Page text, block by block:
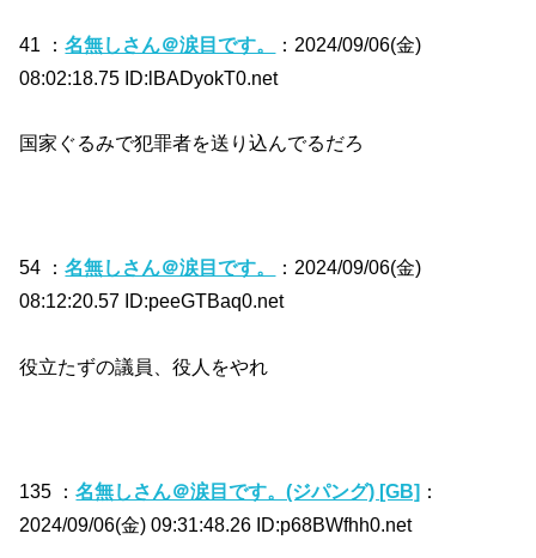
41 ：名無しさん＠涙目です。
：2024/09/06(金)
08:02:18.75 ID:lBADyokT0.net
国家ぐるみで犯罪者を送り込んでるだろ
54 ：名無しさん＠涙目です。
：2024/09/06(金)
08:12:20.57 ID:peeGTBaq0.net
役立たずの議員、役人をやれ
135 ：名無しさん＠涙目です。(ジパング) [GB] ：
2024/09/06(金) 09:31:48.26 ID:p68BWfhh0.net